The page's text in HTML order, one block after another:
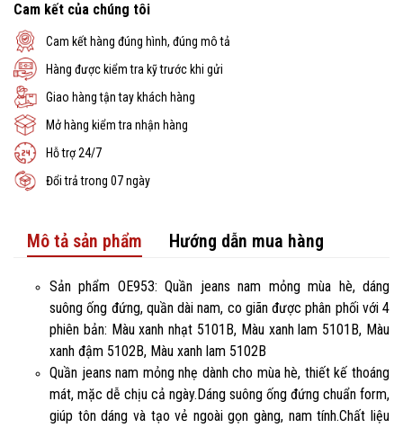
Cam kết của chúng tôi
Cam kết hàng đúng hình, đúng mô tả
Hàng được kiểm tra kỹ trước khi gửi
Giao hàng tận tay khách hàng
Mở hàng kiểm tra nhận hàng
Hỗ trợ 24/7
Đổi trả trong 07 ngày
Mô tả sản phẩm Hướng dẫn mua hàng
Sản phẩm OE953: Quần jeans nam mỏng mùa hè, dáng
suông ống đứng, quần dài nam, co giãn được phân phối với 4
phiên bản: Màu xanh nhạt 5101B, Màu xanh lam 5101B, Màu
xanh đậm 5102B, Màu xanh lam 5102B
Quần jeans nam mỏng nhẹ dành cho mùa hè, thiết kế thoáng
mát, mặc dễ chịu cả ngày.Dáng suông ống đứng chuẩn form,
giúp tôn dáng và tạo vẻ ngoài gọn gàng, nam tính.Chất liệu